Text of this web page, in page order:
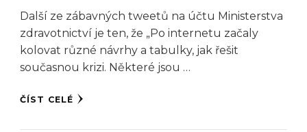
Další ze zábavných tweetů na účtu Ministerstva
zdravotnictví je ten, že „Po internetu začaly
kolovat různé návrhy a tabulky, jak řešit
současnou krizi. Některé jsou …
ČÍST CELÉ